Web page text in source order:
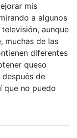
mis
a algunos
aunque
muchas de las
diferentes
queso
de
que no puedo